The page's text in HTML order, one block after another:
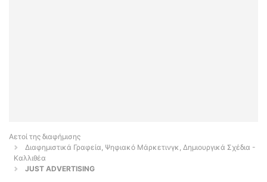
Αετοί της διαφήμισης
Διαφημιστικά Γραφεία, Ψηφιακό Μάρκετινγκ, Δημιουργικά Σχέδια -
Καλλιθέα
JUST ADVERTISING